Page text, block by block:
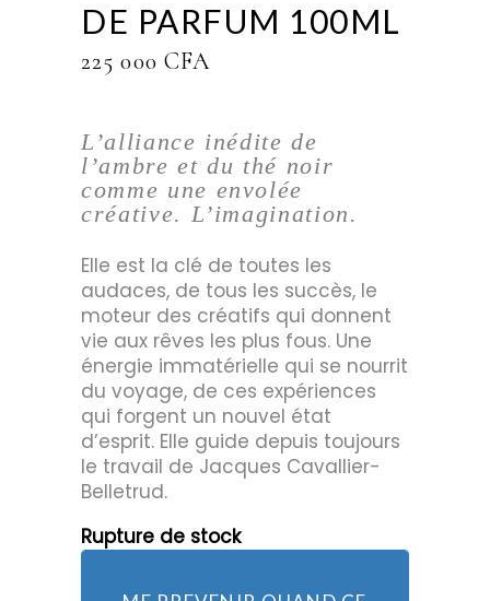
DE PARFUM 100ML
225 000 CFA
L’alliance inédite de
l’ambre et du thé noir
comme une envolée
créative. L’imagination.
Elle est la clé de toutes les
audaces, de tous les succès, le
moteur des créatifs qui donnent
vie aux rêves les plus fous. Une
énergie immatérielle qui se nourrit
du voyage, de ces expériences
qui forgent un nouvel état
d’esprit. Elle guide depuis toujours
le travail de Jacques Cavallier-
Belletrud.
Rupture de stock